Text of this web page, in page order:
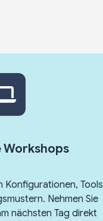
Workshops
Konfigurationen, Tools
Nehmen Sie
nächsten Tag direkt